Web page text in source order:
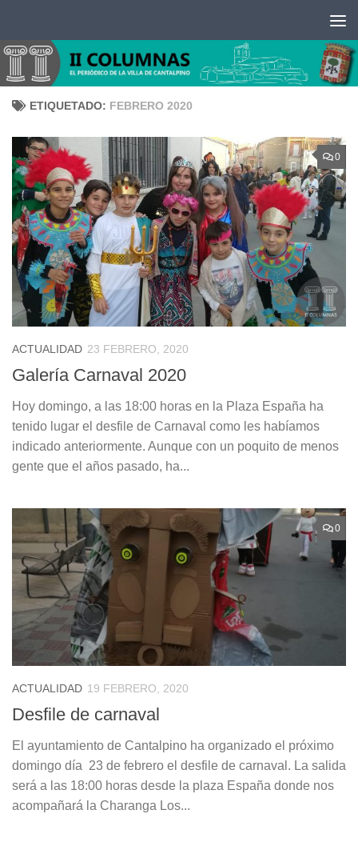
ETIQUETADO: FEBRERO 2020
0
ACTUALIDAD 23 FEBRERO, 2020
Galería Carnaval 2020
Hoy domingo, a las 18:00 horas en la Plaza España ha
tenido lugar el desfile de Carnaval como les habíamos
indicado anteriormente. Aunque con un poquito de menos
gente que el años pasado, ha...
0
ACTUALIDAD 19 FEBRERO, 2020
Desfile de carnaval
El ayuntamiento de Cantalpino ha organizado el próximo
domingo día 23 de febrero el desfile de carnaval. La salida
será a las 18:00 horas desde la plaza España donde nos
acompañará la Charanga Los...